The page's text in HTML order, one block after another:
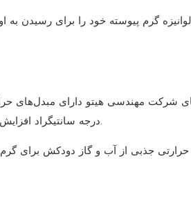
جذبی از آب و گاز دودکش برای